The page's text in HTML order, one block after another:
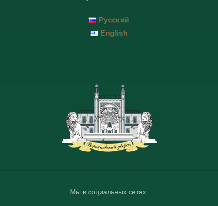
Мы в социальных сетях:
Русский
English